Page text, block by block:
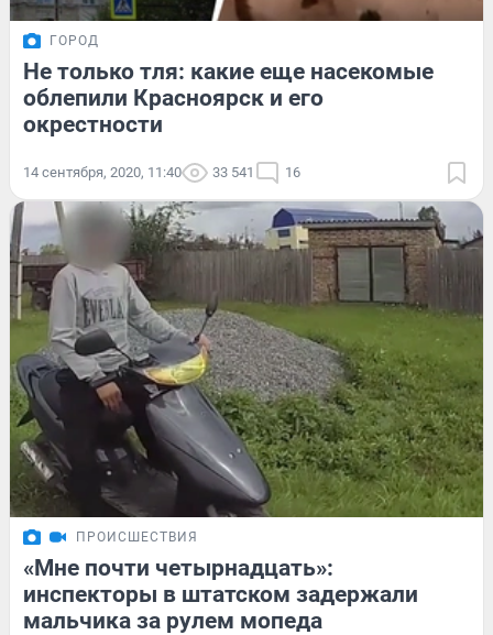
ГОРОД
Не только тля: какие еще насекомые
облепили Красноярск и его
окрестности
14 сентября, 2020, 11:40 33 541 16
ПРОИСШЕСТВИЯ
«Мне почти четырнадцать»:
инспекторы в штатском задержали
мальчика за рулем мопеда